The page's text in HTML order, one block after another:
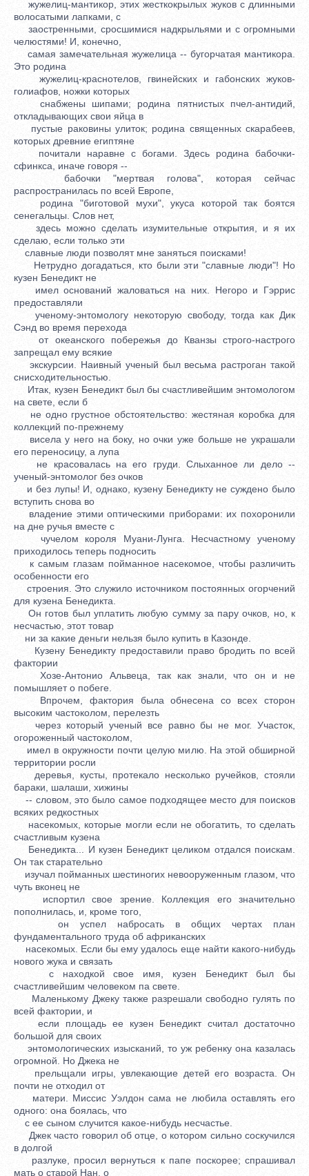
жужелиц-мантикор, этих жесткокрылых жуков с длинными
волосатыми лапками, с
заостренными, сросшимися надкрыльями и с огромными
челюстями! И, конечно,
самая замечательная жужелица -- бугорчатая мантикора.
Это родина
жужелиц-краснотелов, гвинейских и габонских жуков-
голиафов, ножки которых
снабжены шипами; родина пятнистых пчел-антидий,
откладывающих свои яйца в
пустые раковины улиток; родина священных скарабеев,
которых древние египтяне
почитали наравне с богами. Здесь родина бабочки-
сфинкса, иначе говоря --
бабочки "мертвая голова", которая сейчас
распространилась по всей Европе,
родина "биготовой мухи", укуса которой так боятся
сенегальцы. Слов нет,
здесь можно сделать изумительные открытия, и я их
сделаю, если только эти
славные люди позволят мне заняться поисками!
Нетрудно догадаться, кто были эти "славные люди"! Но
кузен Бенедикт не
имел оснований жаловаться на них. Негоро и Гэррис
предоставляли
ученому-энтомологу некоторую свободу, тогда как Дик
Сэнд во время перехода
от океанского побережья до Кванзы строго-настрого
запрещал ему всякие
экскурсии. Наивный ученый был весьма растроган такой
снисходительностью.
Итак, кузен Бенедикт был бы счастливейшим энтомологом
на свете, если б
не одно грустное обстоятельство: жестяная коробка для
коллекций по-прежнему
висела у него на боку, но очки уже больше не украшали
его переносицу, а лупа
не красовалась на его груди. Слыханное ли дело --
ученый-энтомолог без очков
и без лупы! И, однако, кузену Бенедикту не суждено было
вступить снова во
владение этими оптическими приборами: их похоронили
на дне ручья вместе с
чучелом короля Муани-Лунга. Несчастному ученому
приходилось теперь подносить
к самым глазам пойманное насекомое, чтобы различить
особенности его
строения. Это служило источником постоянных огорчений
для кузена Бенедикта.
Он готов был уплатить любую сумму за пару очков, но, к
несчастью, этот товар
ни за какие деньги нельзя было купить в Казонде.
Кузену Бенедикту предоставили право бродить по всей
фактории
Хозе-Антонио Альвеца, так как знали, что он и не
помышляет о побеге.
Впрочем, фактория была обнесена со всех сторон
высоким частоколом, перелезть
через который ученый все равно бы не мог. Участок,
огороженный частоколом,
имел в окружности почти целую милю. На этой обширной
территории росли
деревья, кусты, протекало несколько ручейков, стояли
бараки, шалаши, хижины
-- словом, это было самое подходящее место для поисков
всяких редкостных
насекомых, которые могли если не обогатить, то сделать
счастливым кузена
Бенедикта... И кузен Бенедикт целиком отдался поискам.
Он так старательно
изучал пойманных шестиногих невооруженным глазом, что
чуть вконец не
испортил свое зрение. Коллекция его значительно
пополнилась, и, кроме того,
он успел набросать в общих чертах план
фундаментального труда об африканских
насекомых. Если бы ему удалось еще найти какого-нибудь
нового жука и связать
с находкой свое имя, кузен Бенедикт был бы
счастливейшим человеком па свете.
Маленькому Джеку также разрешали свободно гулять по
всей фактории, и
если площадь ее кузен Бенедикт считал достаточно
большой для своих
энтомологических изысканий, то уж ребенку она казалась
огромной. Но Джека не
прельщали игры, увлекающие детей его возраста. Он
почти не отходил от
матери. Миссис Уэлдон сама не любила оставлять его
одного: она боялась, что
с ее сыном случится какое-нибудь несчастье.
Джек часто говорил об отце, о котором сильно соскучился
в долгой
разлуке, просил вернуться к папе поскорее; спрашивал
мать о старой Нан, о